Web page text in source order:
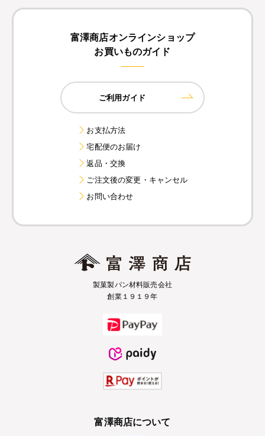
富澤商店オンラインショップ
お買いものガイド
ご利用ガイド
お支払方法
宅配便のお届け
返品・交換
ご注文後の変更・キャンセル
お問い合わせ
製菓製パン材料販売会社
創業１９１９年
富澤商店について